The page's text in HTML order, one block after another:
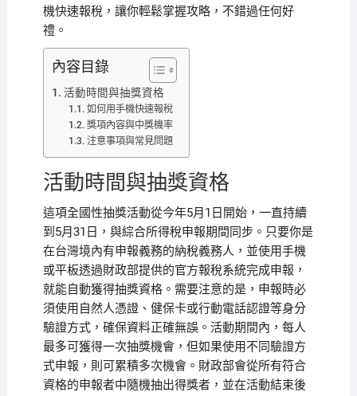
機快速報稅，讓你輕鬆掌握攻略，不錯過任何好
禮。
內容目錄
活動時間與抽獎資格
如何用手機快速報稅
獎項內容與中獎機率
注意事項與常見問題
活動時間與抽獎資格
這項全國性抽獎活動從今年5月1日開始，一直持續
到5月31日，與綜合所得稅申報期間同步。只要你是
在台灣境內有申報義務的納稅義務人，並使用手機
或平板透過財政部提供的官方報稅系統完成申報，
就能自動獲得抽獎資格。需要注意的是，申報時必
須使用自然人憑證、健保卡或行動電話認證等身分
驗證方式，確保資料正確無誤。活動期間內，每人
最多可獲得一次抽獎機會，但如果使用不同驗證方
式申報，則可累積多次機會。財政部會從所有符合
資格的申報者中隨機抽出得獎者，並在活動結束後